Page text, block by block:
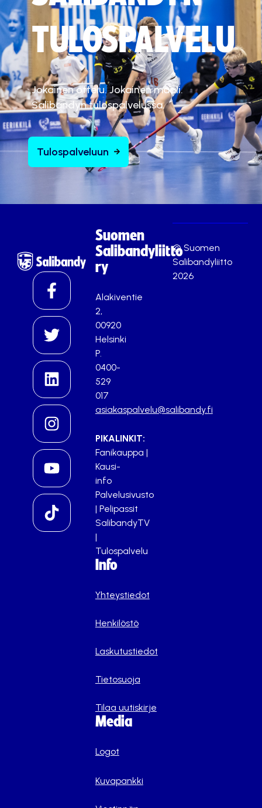
TULOSPALVELU
Jokainen ottelu. Jokainen maali.
Salibandyn tulospalvelussa.
Tulospalveluun
Suomen
Salibandyliitto
ry
Alakiventie
2,
00920
Helsinki
P.
0400-
529
017
asiakaspalvelu@salibandy.fi
PIKALINKIT:
Fanikauppa |
Kausi-
info
Palvelusivusto
| Pelipassit
SalibandyTV
|
Tulospalvelu
Info
Yhteystiedot
Henkilöstö
Laskutustiedot
Tietosuoja
Tilaa uutiskirje
Media
Logot
Kuvapankki
© Suomen
Salibandyliitto
2026